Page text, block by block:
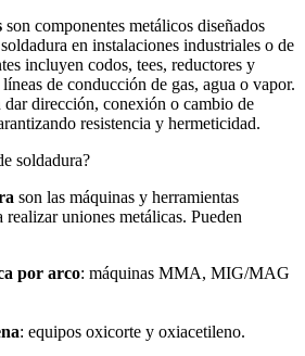
son componentes metálicos diseñados
en instalaciones industriales o de
incluyen codos, tees, reductores y
de conducción de gas, agua o vapor.
dar dirección, conexión o cambio de
resistencia y hermeticidad.
soldadura?
son las máquinas y herramientas
uniones metálicas. Pueden
por arco: máquinas MMA, MIG/MAG
: equipos oxicorte y oxiacetileno.